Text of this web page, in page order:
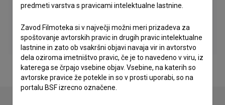
predmeti varstva s pravicami intelektualne lastnine.
Zavod Filmoteka si v največji možni meri prizadeva za
spoštovanje avtorskih pravic in drugih pravic intelektualne
lastnine in zato ob vsakršni objavi navaja vir in avtorstvo
dela oziroma imetništvo pravic, če je to navedeno v viru, iz
katerega se črpajo vsebine objav. Vsebine, na katerih so
avtorske pravice že potekle in so v prosti uporabi, so na
portalu BSF izrecno označene.